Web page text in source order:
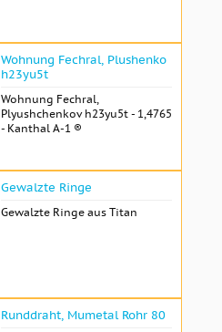
Wohnung Fechral, ​​Plushenko
h23yu5t
Wohnung Fechral, ​​
Plyushchenkov h23yu5t - 1,4765
- Kanthal A-1 ®
Gewalzte Ringe
Gewalzte Ringe aus Titan
Runddraht, Mumetal Rohr 80